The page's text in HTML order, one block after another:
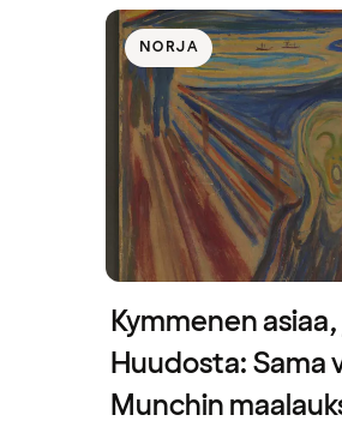
NORJA
Kymmenen
Huudosta: Sama
Munchin